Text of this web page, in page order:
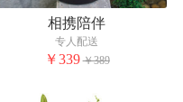
相携陪伴
专人配送
￥339 ￥389